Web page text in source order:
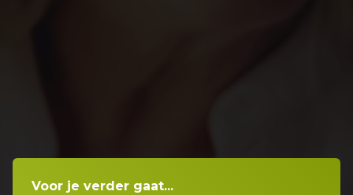
Voor je verder gaat...